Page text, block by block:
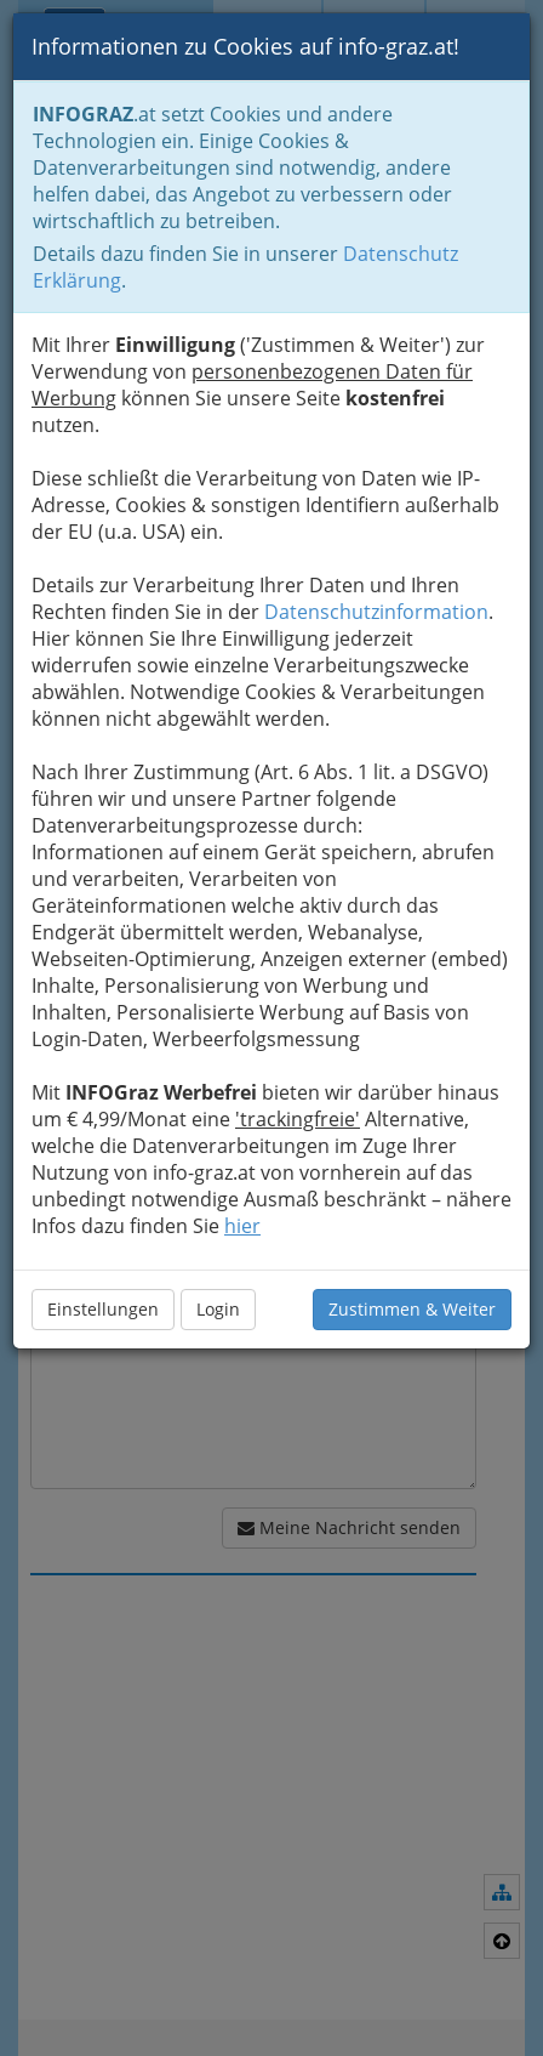
Suche Login Toggle
Informationen zu Cookies auf info-graz.at!
INFOGRAZ.at setzt Cookies und andere
Technologien ein. Einige Cookies &
Datenverarbeitungen sind notwendig, andere
helfen dabei, das Angebot zu verbessern oder
wirtschaftlich zu betreiben.
Details dazu finden Sie in unserer Datenschutz
Erklärung.
Mit Ihrer Einwilligung('Zustimmen & Weiter') zur
Verwendung von personenbezogenen Daten für
Werbung können Sie unsere Seite kostenfrei
nutzen.
Diese schließt die Verarbeitung von Daten wie IP-
Adresse, Cookies & sonstigen Identifiern außerhalb
der EU (u.a. USA) ein.
Details zur Verarbeitung Ihrer Daten und Ihren
Rechten finden Sie in der Datenschutzinformation.
Hier können Sie Ihre Einwilligung jederzeit
widerrufen sowie einzelne Verarbeitungszwecke
abwählen. Notwendige Cookies & Verarbeitungen
können nicht abgewählt werden.
Nach Ihrer Zustimmung (Art. 6 Abs. 1 lit. a DSGVO)
führen wir und unsere Partner folgende
Datenverarbeitungsprozesse durch:
Informationen auf einem Gerät speichern, abrufen
und verarbeiten, Verarbeiten von
Geräteinformationen welche aktiv durch das
Endgerät übermittelt werden, Webanalyse,
Webseiten-Optimierung, Anzeigen externer (embed)
Inhalte, Personalisierung von Werbung und
Inhalten, Personalisierte Werbung auf Basis von
Login-Daten, Werbeerfolgsmessung
Mit INFOGraz Werbefrei bieten wir darüber hinaus
um € 4,99/Monat eine 'trackingfreie' Alternative,
welche die Datenverarbeitungen im Zuge Ihrer
Nutzung von info-graz.at von vornherein auf das
unbedingt notwendige Ausmaß beschränkt – nähere
Infos dazu finden Sie hier
Einstellungen Login Zustimmen & Weiter
Home Branchen Freizeit & Sport
Sport
Tennisplätze und Tennisanlagen
Hotel *** Centercourt CSP
Tennishallen GmbH & Co
KG - Hotel Restaurant
Tennis Wellness
Peter
+43 316 425 454
+43 316 425 454 - 8
Karte
Adresse mit Google Maps anschauen
Kontaktaufnahme
Um die Info-Graz Firmen
bewahren, verwenden wir an dieser Stelle zur
Übermittlung Ihrer Nachricht ein sicheres
Formular. Ihre Nachricht wird nach dem
Absenden umgehend per Mail an das
Unternehmen Hotel *** Centercourt CSP
Tennishallen GmbH & Co KG - Hotel Restaurant
Tennis Wellness weitergeleitet.
Mein Name
Meine Email Adresse
Mein Betreff
Meine Nachricht
Meine Nachricht senden